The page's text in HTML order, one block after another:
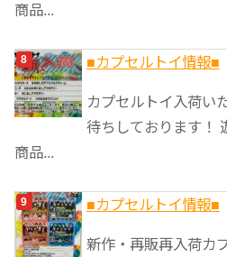
商品...
■カプセルトイ情報■
カプセルトイ入荷い
待ちしております！
商品...
■カプセルトイ情報■
新作・再販再入荷カ